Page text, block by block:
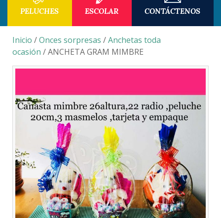
PELUCHES ESCOLAR CONTÁCTENOS
Inicio /Onces sorpresas /Anchetas toda
ocasión / ANCHETA GRAM MIMBRE